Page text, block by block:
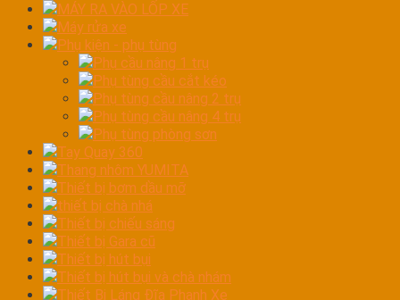
MÁY RA VÀO LỐP XE
Máy rửa xe
Phụ kiện - phụ tùng
Phụ cầu nâng 1 trụ
Phụ tùng cầu cắt kéo
Phụ tùng cầu nâng 2 trụ
Phụ tùng cầu nâng 4 trụ
Phụ tùng phòng sơn
Tay Quay 360
Thang nhôm YUMITA
Thiết bị bơm dầu mỡ
thiết bị chà nhá
Thiết bị chiếu sáng
Thiết bị Gara cũ
Thiết bị hút bụi
Thiết bị hút bụi và chà nhám
Thiết Bị Láng Đĩa Phanh Xe